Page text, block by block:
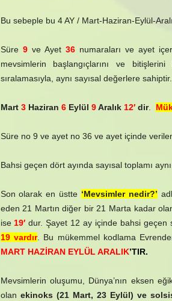
Bu sebeple bu 4 AY / Mart-Haziran-Eylül-
Süre 9ve Ayet 36numaraları ve ayet
mevsimlerin başlangıçlarını ve bitişlerini
sıralamasıyla, aynı sayısal değerlere sahiptir.
Mart 3Haziran 6Eylül 9Aralık 12′ dir.
Süre no 9 ve ayet no 36 ve ayet içinde
Bahsi geçen dört ayında sayısal toplamı
Son olarak en üstte ‘Mevsimler nedir?’
eden 21 Martın diğer bir 21 Marta kadar
ise 19′ dur. Şayet 12 ay içinde bahsi geçen
19 vardır. Bu mükemmel kodlama
MART HAZİRAN EYLÜL ARALIK’TIR.
Mevsimlerin oluşumu, Dünya’nın eksen
olan ekinoks (21 Mart, 23 Eylül) ve